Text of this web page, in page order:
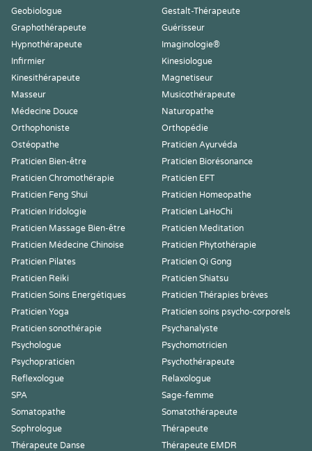
Geobiologue
Gestalt-Thérapeute
Graphothérapeute
Guérisseur
Hypnothérapeute
Imaginologie®
Infirmier
Kinesiologue
Kinesithérapeute
Magnetiseur
Masseur
Musicothérapeute
Médecine Douce
Naturopathe
Orthophoniste
Orthopédie
Ostéopathe
Praticien Ayurvéda
Praticien Bien-être
Praticien Biorésonance
Praticien Chromothérapie
Praticien EFT
Praticien Feng Shui
Praticien Homeopathe
Praticien Iridologie
Praticien LaHoChi
Praticien Massage Bien-être
Praticien Meditation
Praticien Médecine Chinoise
Praticien Phytothérapie
Praticien Pilates
Praticien Qi Gong
Praticien Reiki
Praticien Shiatsu
Praticien Soins Energétiques
Praticien Thérapies brèves
Praticien Yoga
Praticien soins psycho-corporels
Praticien sonothérapie
Psychanalyste
Psychologue
Psychomotricien
Psychopraticien
Psychothérapeute
Reflexologue
Relaxologue
SPA
Sage-femme
Somatopathe
Somatothérapeute
Sophrologue
Thérapeute
Thérapeute Danse
Thérapeute EMDR